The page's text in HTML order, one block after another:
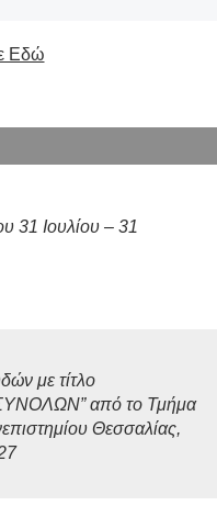
Εδώ
31 Ιουλίου – 31
με τίτλο
από το Τμήμα
Θεσσαλίας,